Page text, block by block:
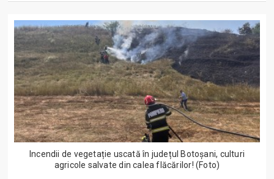
Incendii de vegetație uscată în județul Botoșani, culturi
agricole salvate din calea flăcărilor! (Foto)